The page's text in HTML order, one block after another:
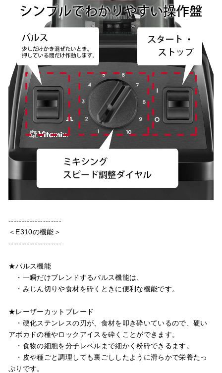
--------------------
＜E310の機能＞
--------------------
★パルス機能
・一瞬だけブレンドするパルス機能は、
・みじん切りや食材を砕くときに便利な機能です。
★レーザーカットブレード
・硬化ステンレスの刃が、食材を叩き砕いているので、硬い
アボカドの種やロックアイスを砕くことができます。
・食物の細胞を分子レベルまで細かく粉砕できるます。
・皮や種ごと調理しても裏ごししたように滑らかで栄養たっ
ぷりです。